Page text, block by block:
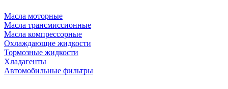
Масла моторные
Масла трансмиссионные
Масла компрессорные
Охлаждающие жидкости
Тормозные жидкости
Хладагенты
Автомобильные фильтры